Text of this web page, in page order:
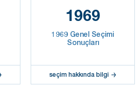
1969
1969 Genel Seçimi
Sonuçları
seçim hakkında bilgi